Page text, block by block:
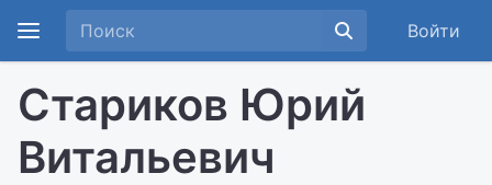
Войти
Стариков Юрий
Витальевич